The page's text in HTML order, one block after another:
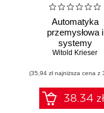
Automatyka
przemysłowa i
systemy
sterowania w
Witold Krieser
(35,94 zł najniższa cena z
38.34 zł